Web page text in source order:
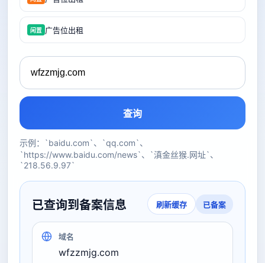
闲置 广告位出租
查询
示例：`baidu.com`、`qq.com`、
`https://www.baidu.com/news`、`滇金丝猴.网址`、
`218.56.9.97`
已查询到备案信息 刷新缓存 已备案
域名
wfzzmjg.com